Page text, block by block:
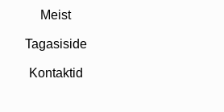
Meist
Tagasiside
Kontaktid